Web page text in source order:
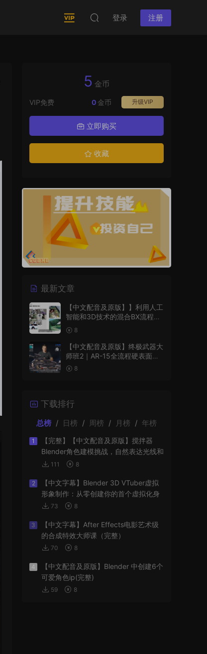
登录 注册
5 金币
VIP免费 升级VIP
0 金币
立即购买
收藏
最新文章
【中文配音及原版】】利用人工
智能和3D技术的混合BX流程和
品牌艺术设计
8
【中文配音及原版】终极武器大
师班2｜AR-15全流程硬表面王
者课（中文语音版+中文字幕版
8
下载排行
总榜 / 日榜 / 周榜 / 月榜 / 年榜
1
【完整】【中文配音及原版】搅拌器
Blender角色建模挑战，自然表达光线和
阴影111 8
2
【中文字幕】Blender 3D VTuber虚拟
形象制作：从零创建你的首个虚拟化身
73 8
3
【中文字幕】After Effects电影艺术级
的合成特效大师课（完整）
70 8
4
【中文配音及原版】Blender 中创建6个
可爱角色ip(完整)
59 8